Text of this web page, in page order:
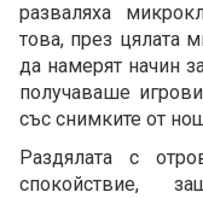
разваляха
това, през цялата
да намерят начин
получаваше
със снимките от
Раздялата с
спокойствие,